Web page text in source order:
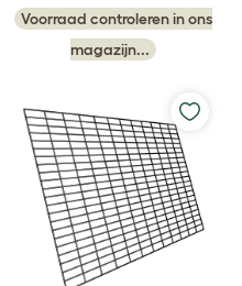
Voorraad controleren in ons
magazijn...